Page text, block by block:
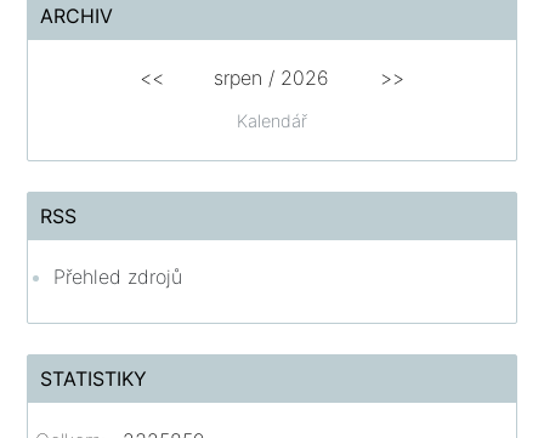
ARCHIV
Kalendář
<< srpen / 2026 >>
RSS
Přehled zdrojů
STATISTIKY